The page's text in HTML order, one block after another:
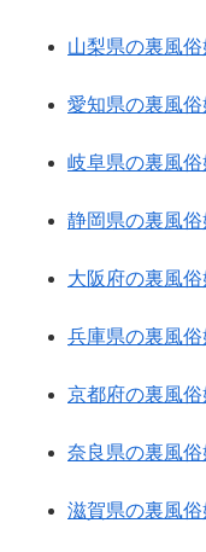
山梨県の裏風
愛知県の裏風
岐阜県の裏風
静岡県の裏風
大阪府の裏風
兵庫県の裏風
京都府の裏風
奈良県の裏風
滋賀県の裏風